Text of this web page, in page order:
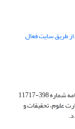
طریق سایت فعال
فصلنامه پژوهش های نوین حقوق اداری به موجب نامه شماره 398-11717
وزارت علوم، تحقیقات و